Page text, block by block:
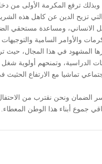
تزيح الدين عن كاهل هذه
الانساني، ومساعدة مستحقي
والأوامر السامية
المشهود في هذا المجال،
تماشيا مع الارتفاع
ونحن نقترب من الاحتفال
جموع أبناء هذا الوطن المعطاء.